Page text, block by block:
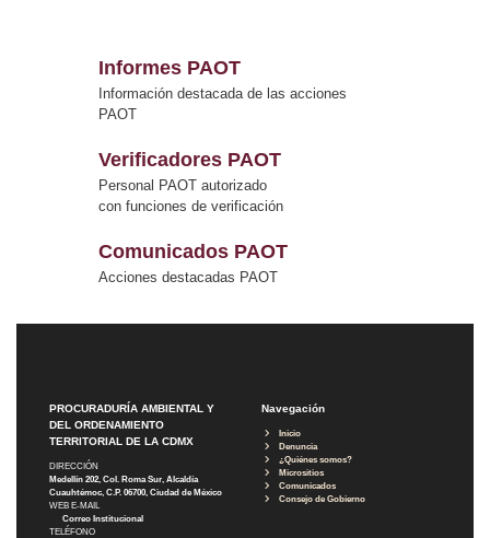
Informes PAOT
Información destacada de las acciones
PAOT
Verificadores PAOT
Personal PAOT autorizado
con funciones de verificación
Comunicados PAOT
Acciones destacadas PAOT
PROCURADURÍA AMBIENTAL Y
DEL ORDENAMIENTO
TERRITORIAL DE LA CDMX
DIRECCIÓN
Medellín 202, Col. Roma Sur, Alcaldía
Cuauhtémoc, C.P. 06700, Ciudad de México
WEB E-MAIL
Correo Institucional
TELÉFONO
Navegación
Inicio
Denuncia
¿Quiénes somos?
Micrositios
Comunicados
Consejo de Gobierno